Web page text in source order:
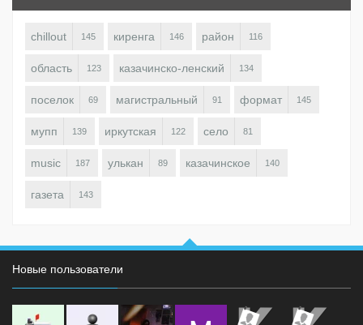
chillout 145 киренга 146 район 116
область 123 казачинско-ленский 134
поселок 69 магистральный 91 формат 145
мупп 139 иркутская 122 село 81
music 187 улькан 89 казачинское 140
газета 143
Новые пользователи